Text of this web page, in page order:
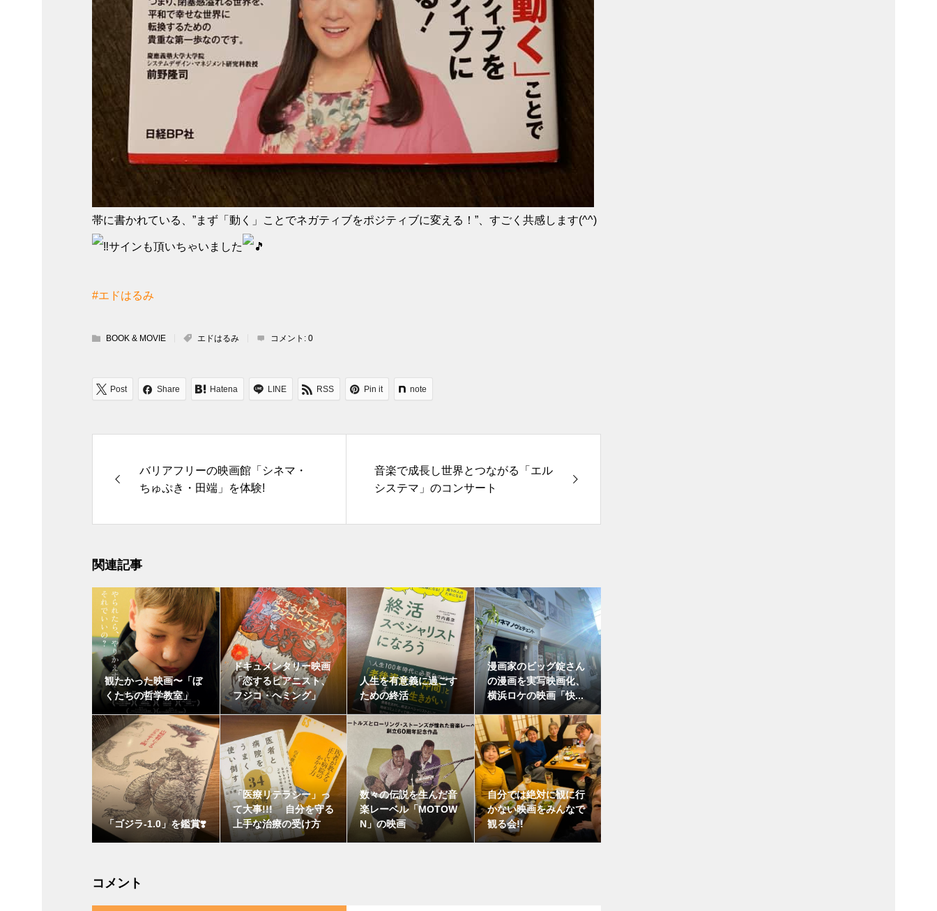
帯に書かれている、”まず「動く」ことでネガティブをポジティブに変える！”、すごく共感します(^^)
サインも頂いちゃいました
#エドはるみ
BOOK & MOVIE エドはるみ コメント: 0
Post Share Hatena LINE RSS Pin it note
バリアフリーの映画館「シネマ・
ちゅぷき・田端」を体験!
音楽で成長し世界とつながる「エル
システマ」のコンサート
関連記事
観たかった映画〜「ぼ
くたちの哲学教室」
ドキュメンタリー映画
「恋するピアニスト、
フジコ・ヘミング」
人生を有意義に過ごす
ための終活
漫画家のビッグ錠さん
の漫画を実写映画化、
横浜ロケの映画「快...
「ゴジラ-1.0」を鑑賞❣️
「医療リテラシー」っ
て大事!!! 自分を守る
上手な治療の受け方
数々の伝説を生んだ音
楽レーベル「MOTOW
N」の映画
自分では絶対に観に行
かない映画をみんなで
観る会!!
コメント